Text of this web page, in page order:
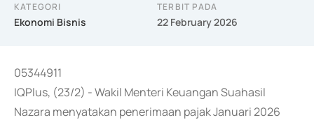
KATEGORI
Ekonomi Bisnis
TERBIT PADA
22 February 2026
05344911
IQPlus, (23/2) - Wakil Menteri Keuangan Suahasil
Nazara menyatakan penerimaan pajak Januari 2026